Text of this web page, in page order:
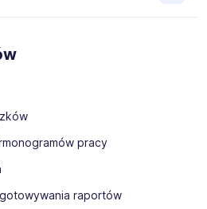
pracy
raportów